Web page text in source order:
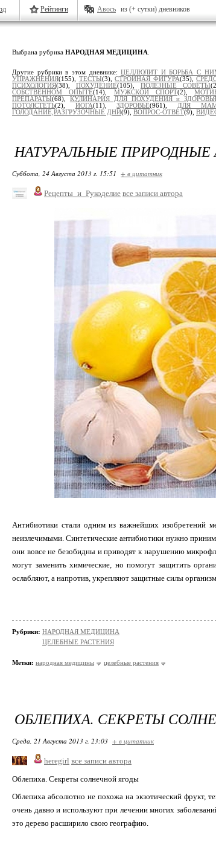
Рейтинги Авось из (+ сутки) дневников
Выбрана рубрика НАРОДНАЯ МЕДИЦИНА
Другие рубрики в этом дневнике:ЦЕЛЛЮЛИТ И БОРЬБА С
УПРАЖНЕНИЯ(155), ТЕСТЫ(3),СТРОЙНАЯ ФИГУРА(35),
ПСИХОЛОГИЯ(38), ПОХУДЕНИЕ(105), ПОЛЕЗНЫЕ СОВЕТЫ
СОБСТВЕННОМ ОПЫТЕ(14), МУЖСКОЙ СПОРТ(2),
ПРЕПАРАТЫ(68), КУЛИНАРИЯ ДЛЯ ПОХУДЕНИЯ и
ПОТОЛСТЕТЬ(2), ЙОГА(11),ЗДОРОВЬЕ(961), ДЛЯ
ГОЛОДАНИЕ,РАЗГРУЗОЧНЫЕ ДНИ(9), ВОПРОС-ОТВЕТ(9),
НАТУРАЛЬНЫЕ ПРИРОДНЫЕ
Суббота, 24 Августа 2013 г. 15:51 + в цитатник
Рецепты_и_Рукоделие все записи автора
Антибиотики стали одним из важнейших изобретений
неизлечимыми. Синтетические антибиотики нужно
они вовсе не безобидны и приводят к нарушению
могут заменить химические, но помогут защитить
ослабляют, а напротив, укрепляют защитные силы
Рубрики: НАРОДНАЯ МЕДИЦИНА
ЦЕЛЕБНЫЕ РАСТЕНИЯ
Метки: народная медицины целебные растения
ОБЛЕПИХА. СЕКРЕТЫ
Среда, 21 Августа 2013 г. 23:03 + в цитатник
heregirl все записи автора
Облепиха. Секреты солнечной ягоды
Облепиха абсолютно не похожа на экзотический фрукт,
очень давно и используют при лечении многих
это дерево расширило свою географию.